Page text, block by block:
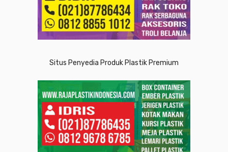
Situs Penyedia Produk Plastik Premium